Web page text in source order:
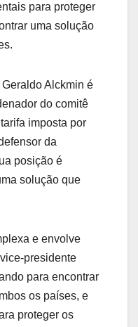
para proteger
uma solução
Alckmin é
do comitê
imposta por
da
posição é
solução que
e envolve
presidente
para encontrar
os países, e
proteger os